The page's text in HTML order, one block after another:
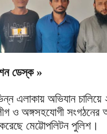
ডেস্ক »
এলাকায় অভিযান
ও অঙ্গসহযোগী
মেট্টোপলিটন পুলিশ।